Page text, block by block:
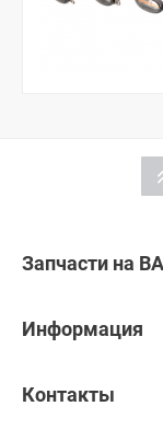
Запчасти на
Информация
Контакты